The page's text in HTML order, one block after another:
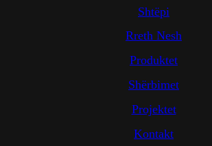
Shtëpi
Rreth Nesh
Produktet
Shërbimet
Projektet
Kontakt